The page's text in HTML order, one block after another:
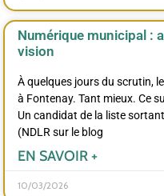
Numérique municipal :
vision
À quelques jours du scrutin,
à Fontenay. Tant mieux. Ce
Un candidat de la liste
(NDLR sur le blog
EN SAVOIR +
10/03/2026